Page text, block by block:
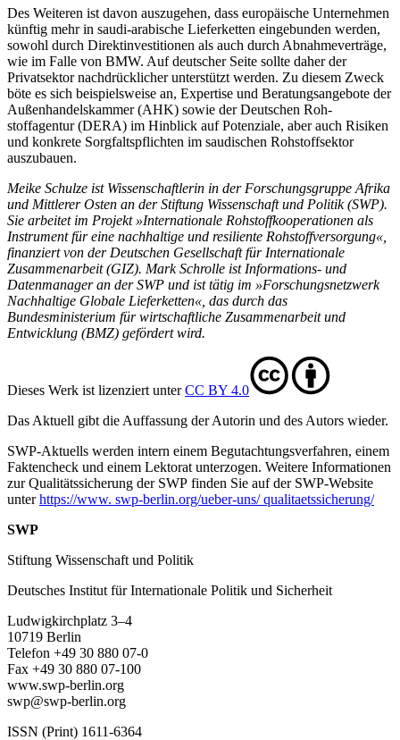
Des Weiteren ist davon auszugehen, dass europäische Unternehmen
künftig mehr in saudi-arabische Lieferketten eingebunden werden,
sowohl durch Direktinvestitionen als auch durch Abnahmeverträge,
wie im Falle von BMW. Auf deutscher Seite sollte daher der
Privatsektor nachdrücklicher unterstützt werden. Zu diesem Zweck
böte es sich bei­spielsweise an, Ex­pertise und Beratungsangebote der
Außenhandelskammer (AHK) sowie der Deutschen Roh­
stoffagentur (DERA) im Hinblick auf Poten­ziale, aber auch Risiken
und konkrete Sorgfaltspflichten im saudi­schen Rohstoff­sektor
auszubauen.
Meike Schulze ist Wissenschaftlerin in der Forschungsgruppe Afrika
und Mittlerer Osten an der Stiftung Wissenschaft und Politik (SWP).
Sie arbeitet im Projekt »Internationale Rohstoffkooperationen als
Instrument für eine nachhaltige und resili­ente Rohstoffversorgung«,
finanziert von der Deutschen Gesellschaft für Internationale
Zusammenarbeit (GIZ). Mark Schrolle ist Informations- und
Datenmanager an der SWP und ist tätig im »Forschungsnetzwerk
Nachhaltige Globale Lieferketten«, das durch das
Bundesministerium für wirtschaftliche Zusammenarbeit und
Entwicklung (BMZ) gefördert wird.
Dieses Werk ist lizenziert unterCC BY 4.0
Das Aktuell gibt die Auf­fassung der Autorin und des Autors wieder.
SWP-Aktuells werden intern einem Begutachtungsverfah­ren, einem
Faktencheck und einem Lektorat unterzogen. Weitere Informationen
zur Qualitätssicherung der SWP finden Sie auf der SWP-Website
unterhttps://www. swp-berlin.org/ueber-uns/ qualitaetssicherung/
SWP
Stiftung Wissenschaft und Politik
Deutsches Institut für Internationale Politik und Sicherheit
Ludwigkirchplatz 3–4
10719 Berlin
Telefon +49 30 880 07-0
Fax +49 30 880 07-100
www.swp-berlin.org
swp@swp-berlin.org
ISSN (Print) 1611-6364